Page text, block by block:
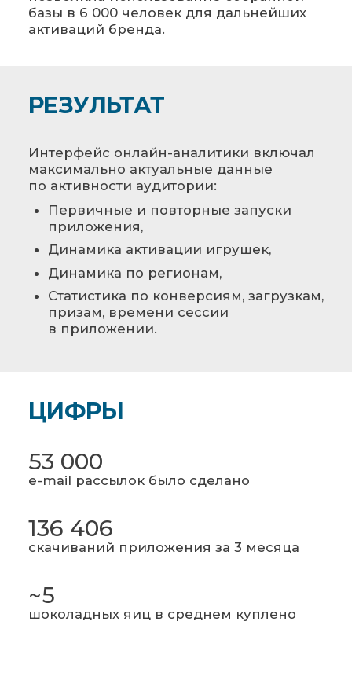
базы в 6 000 человек для дальнейших
активаций бренда.
РЕЗУЛЬТАТ
Интерфейс онлайн-аналитики включал
максимально актуальные данные
по активности аудитории:
Первичные и повторные запуски
приложения,
Динамика активации игрушек,
Динамика по регионам,
Статистика по конверсиям, загрузкам,
призам, времени сессии
в приложении.
ЦИФРЫ
53 000
e-mail рассылок было сделано
136 406
скачиваний приложения за 3 месяца
~5
шоколадных яиц в среднем куплено